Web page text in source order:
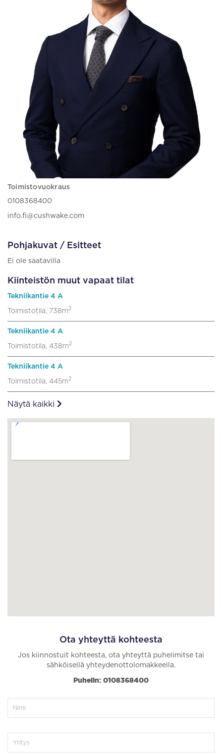
Toimistovuokraus
0108368400
info.fi@cushwake.com
Pohjakuvat / Esitteet
Ei ole saatavilla
Kiinteistön muut vapaat tilat
Tekniikantie 4 A
Toimistotila, 738m2
Tekniikantie 4 A
Toimistotila, 438m2
Tekniikantie 4 A
Toimistotila, 445m2
Näytä kaikki
Ota yhteyttä kohteesta
Jos kiinnostuit kohteesta, ota yhteyttä puhelimitse tai
sähköisellä yhteydenottolomakkeella.
Puhelin: 0108368400